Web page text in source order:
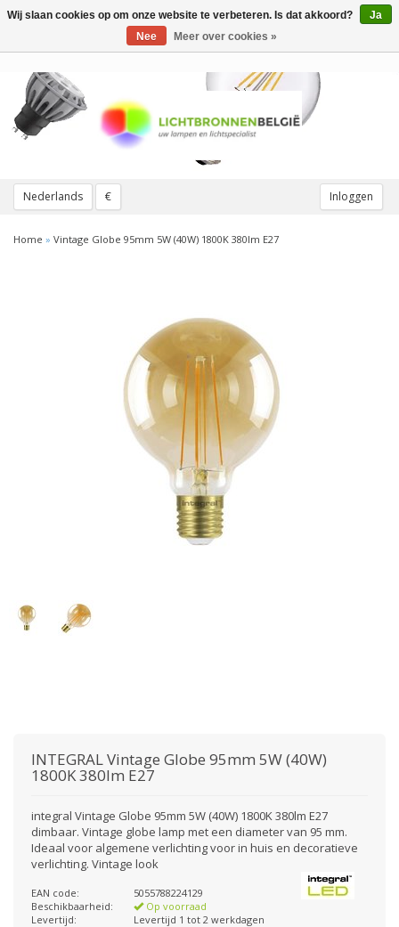
Nederlands € Inloggen
Toggle
Home » Vintage Globe 95mm 5W (40W) 1800K 380lm E27
INTEGRALVintage Globe 95mm 5W (40W)
1800K 380lm E27
integral Vintage Globe 95mm 5W (40W) 1800K 380lm E27
dimbaar. Vintage globe lamp met een diameter van 95 mm.
Ideaal voor algemene verlichting voor in huis en decoratieve
verlichting. Vintage look
EAN code:
5055788224129
Beschikbaarheid:
Op voorraad
Levertijd:
Levertijd 1 tot 2 werkdagen
Wij slaan cookies op om onze website te verbeteren. Is dat akkoord?
Ja
Nee
Meer over cookies »